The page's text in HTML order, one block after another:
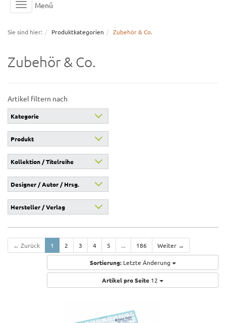
Toggle
navigation
Menü
Sie sind hier: Produktkategorien Zubehör & Co.
Zubehör & Co.
Artikel filtern nach
Kategorie
Produkt
Kollektion / Titelreihe
Designer / Autor / Hrsg.
← Zurück 1 2 3 4 5 ... 186 Weiter →
Sortierung: Letzte Änderung
Artikel pro Seite 12